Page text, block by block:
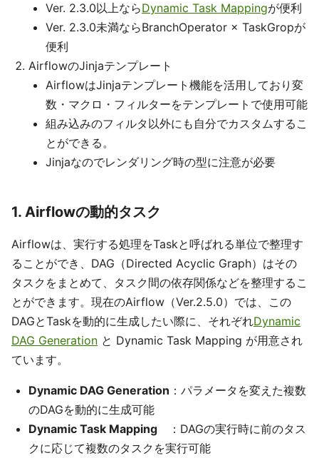
Ver. 2.3.0以上ならDynamic Task Mappingが便利
Ver. 2.3.0未満ならBranchOperator × TaskGropが
便利
AirflowのJinjaテンプレート
AirflowはJinjaテンプレート機能を活用しており変
数・マクロ・フィルターをテンプレートで使用可能
組み込みのフィルタ以外にも自分でカスタムするこ
とができる。
Jinjaなのでレンダリング時の型に注意が必要
1. Airflowの動的タスク
Airflowは、実行する処理をTaskと呼ばれる単位で整理す
ることができ、DAG（Directed Acyclic Graph）はその
タスクをまとめて、タスク間の依存関係などを整理するこ
とができます。現在のAirflow（Ver.2.5.0）では、この
DAGとTaskを動的に生成したい際に、それぞれDynamic
DAG Generation と Dynamic Task Mapping が用意され
ています。
Dynamic DAG Generation ：パラメータを変えた複数
のDAGを動的に生成可能
Dynamic Task Mapping ：DAGの実行時に前のタス
クに応じて複数のタスクを実行可能